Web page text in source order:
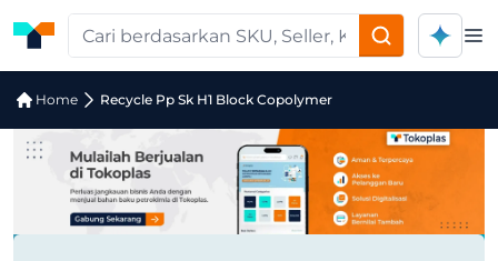
Home Recycle Pp Sk H1 Block Copolymer
Jual Recycle Pp Sk H1 Block